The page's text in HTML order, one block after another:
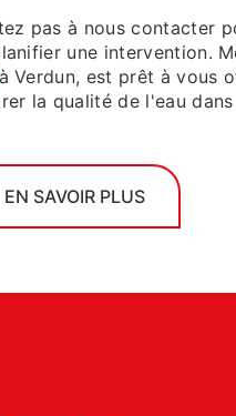
pas à nous contacter
une intervention.
à Verdun, est prêt à vous
la qualité de l'eau
EN SAVOIR PLUS